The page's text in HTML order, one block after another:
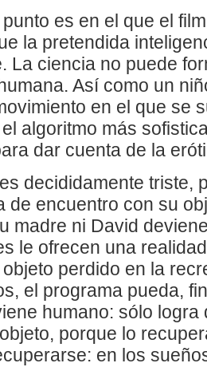
es en el que el
la pretendida
La ciencia no puede
Así como un
en el que se
algoritmo más
dar cuenta de la
decididamente triste,
de encuentro con su
madre ni David
le ofrecen una
perdido en la
el programa pueda,
humano: sólo logra
porque lo
en los